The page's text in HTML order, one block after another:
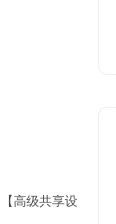
高级共享设